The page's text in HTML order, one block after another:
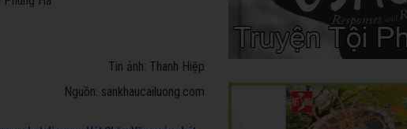
Tin ảnh: Thanh Hiệp
Nguồn: sankhaucailuong.com